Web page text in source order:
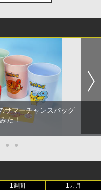
サマーチャンスバッグ
た！
● ●
1週間 1カ月